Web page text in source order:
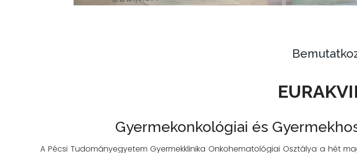
Gyermekonkológiai és
A Pécsi Tudományegyetem Gyermekklinika Onkohematológiai Osztálya a hét